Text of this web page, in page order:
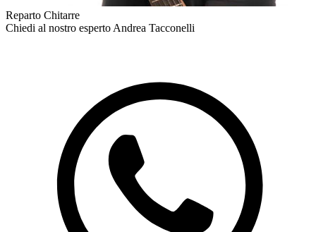
Reparto Chitarre
Chiedi al nostro esperto Andrea Tacconelli